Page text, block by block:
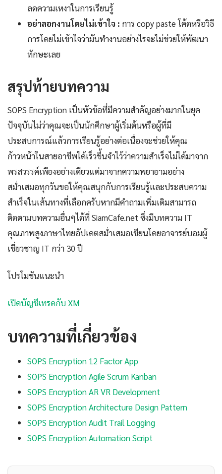
ลดความเหงาในการเรียนรู้
อย่าลอกงานโดยไม่เข้าใจ : การ copy paste โค้ดหรือวิธี
การโดยไม่เข้าใจว่ามันทำงานอย่างไรจะไม่ช่วยให้พัฒนา
ทักษะเลย
สรุปท้ายบทความ
SOPS Encryption เป็นหัวข้อที่มีความสำคัญอย่างมากในยุค
ปัจจุบันไม่ว่าคุณจะเป็นนักศึกษาผู้เริ่มต้นหรือผู้ที่มี
ประสบการณ์แล้วการเรียนรู้อย่างต่อเนื่องจะช่วยให้คุณ
ก้าวหน้าในสายอาชีพได้เร็วขึ้นจำไว้ว่าความสำเร็จไม่ได้มาจาก
พรสวรรค์เพียงอย่างเดียวแต่มาจากความพยายามอย่าง
สม่ำเสมอทุกวันขอให้คุณสนุกกับการเรียนรู้และประสบความ
สำเร็จในเส้นทางที่เลือกครับหากมีคำถามเพิ่มเติมสามารถ
ติดตามบทความอื่นๆได้ที่ SiamCafe.net ซึ่งมีบทความ IT
คุณภาพสูงภาษาไทยอัปเดตสม่ำเสมอเขียนโดยอาจารย์บอมผู้
เชี่ยวชาญ IT กว่า 30 ปี
โปรโมชันแนะนำ
เปิดบัญชีเทรดกับ XM
บทความที่เกี่ยวข้อง
SOPS Encryption 12 Factor App
SOPS Encryption Agile Scrum Kanban
SOPS Encryption AR VR Development
SOPS Encryption Architecture Design Pattern
SOPS Encryption Audit Trail Logging
SOPS Encryption Automation Script